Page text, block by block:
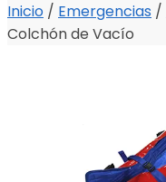
Inicio / Emergencias /
Colchón de Vacío